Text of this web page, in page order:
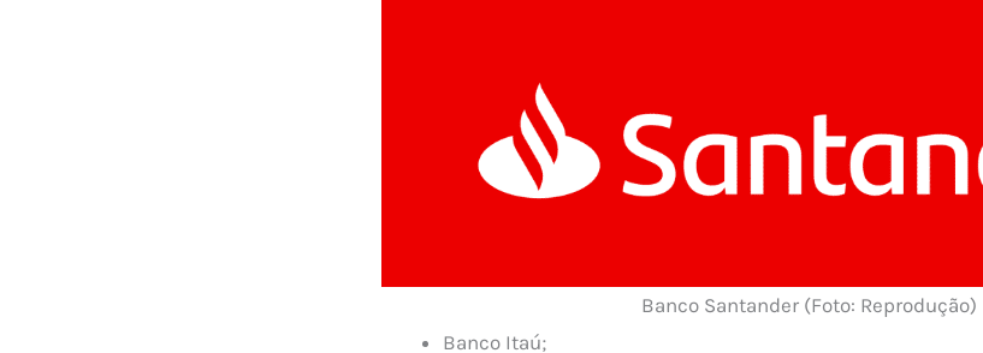
Banco Santander (Foto: Reprodução)
Banco Itaú;